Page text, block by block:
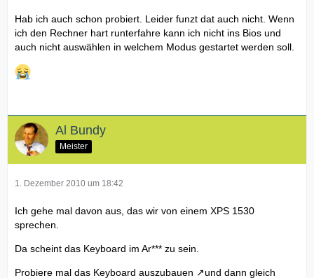
Hab ich auch schon probiert. Leider funzt dat auch nicht. Wenn
ich den Rechner hart runterfahre kann ich nicht ins Bios und
auch nicht auswählen in welchem Modus gestartet werden soll.
Al Bundy
Meister
1. Dezember 2010 um 18:42
Ich gehe mal davon aus, das wir von einem XPS 1530
sprechen.
Da scheint das Keyboard im Ar*** zu sein.
Probiere mal das Keyboard auszubauen
und dann gleich